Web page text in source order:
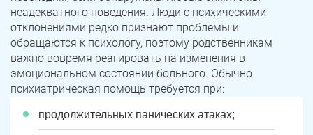
неадекватного поведения. Люди с психическими
отклонениями редко признают проблемы и
обращаются к психологу, поэтому родственникам
важно вовремя реагировать на изменения в
эмоциональном состоянии больного. Обычно
психиатрическая помощь требуется при:
продолжительных панических атаках;